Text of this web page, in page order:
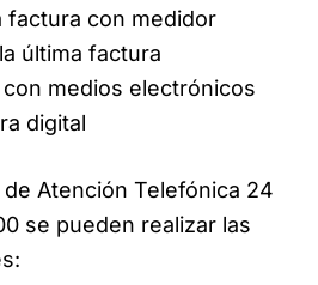
factura con medidor
última factura
medios electrónicos
digital
Atención Telefónica 24
se pueden realizar las